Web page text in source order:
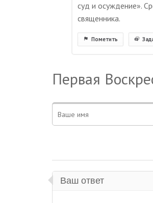
суд и осуждение».
священника.
Пометить
Первая
Ваш ответ